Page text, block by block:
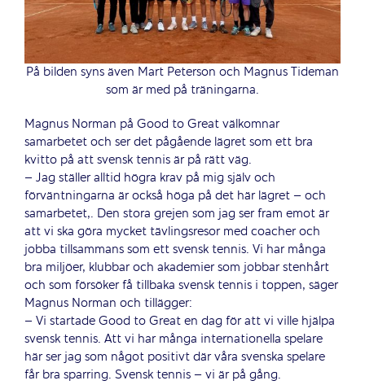
På bilden syns även Mart Peterson och Magnus Tideman
som är med på träningarna.
Magnus Norman på Good to Great välkomnar
samarbetet och ser det pågående lägret som ett bra
kvitto på att svensk tennis är på rätt väg.
– Jag ställer alltid högra krav på mig själv och
förväntningarna är också höga på det här lägret – och
samarbetet,. Den stora grejen som jag ser fram emot är
att vi ska göra mycket tävlingsresor med coacher och
jobba tillsammans som ett svensk tennis. Vi har många
bra miljöer, klubbar och akademier som jobbar stenhårt
och som försöker få tillbaka svensk tennis i toppen, säger
Magnus Norman och tillägger:
– Vi startade Good to Great en dag för att vi ville hjälpa
svensk tennis. Att vi har många internationella spelare
här ser jag som något positivt där våra svenska spelare
får bra sparring. Svensk tennis – vi är på gång.